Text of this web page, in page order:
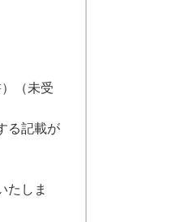
（未受
る記載が
たしま